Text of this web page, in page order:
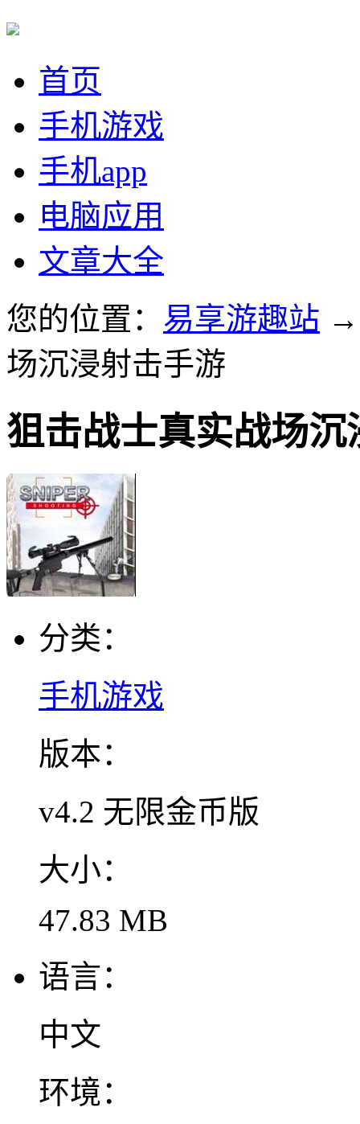
首页
手机游戏
手机app
电脑应用
文章大全
您的位置： 易享游趣站
场沉浸射击手游
狙击战士真实战场沉
分类：
手机游戏
版本：
v4.2 无限金币版
大小：
47.83 MB
语言：
中文
环境：